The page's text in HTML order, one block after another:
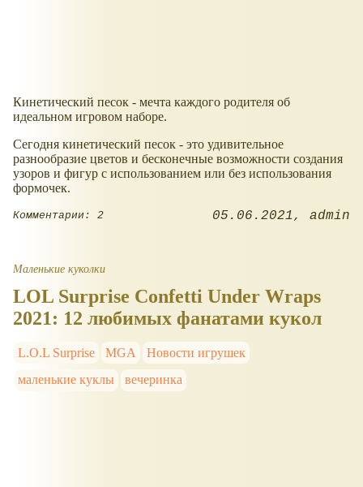
Кинетический песок - мечта каждого родителя об
идеальном игровом наборе.
Сегодня кинетический песок - это удивительное
разнообразие цветов и бесконечные возможности создания
узоров и фигур с использованием или без использования
формочек.
Комментарии: 2 05.06.2021 admin
Маленькие куколки
LOL Surprise Confetti Under Wraps
2021: 12 любимых фанатами кукол
L.O.L Surprise MGA
Новости игрушек
маленькие куклы
вечеринка